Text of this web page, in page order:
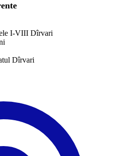
I-VIII Dîrvari
Dîrvari